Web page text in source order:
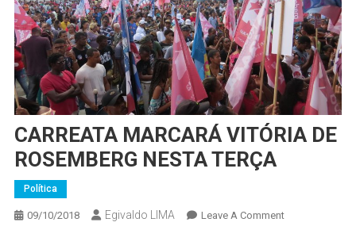
CARREATA MARCARÁ VITÓRIA DE
ROSEMBERG NESTA TERÇA
Política
09/10/2018 Egivaldo LIMA Leave A CommentOn